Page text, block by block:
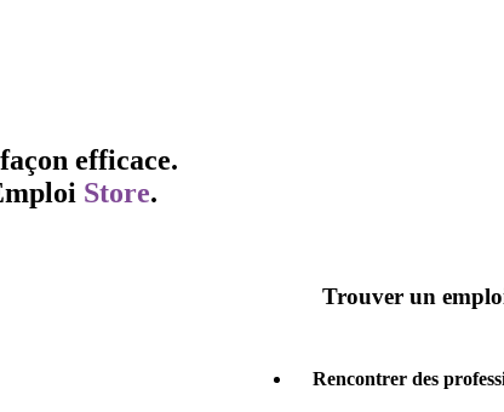
efficace.
Store.
Trouver un
Rencontrer des